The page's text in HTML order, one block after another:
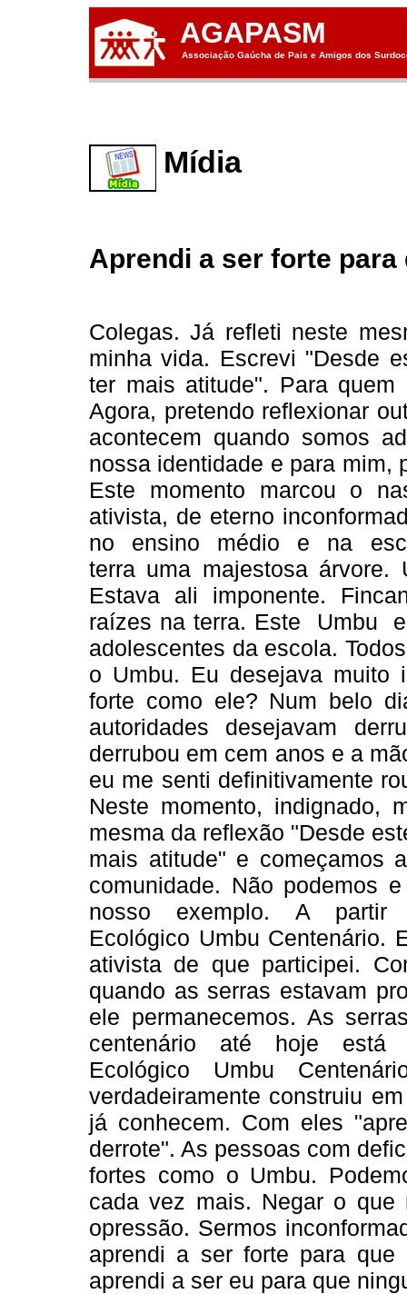
AGAPASM
Associação Gaúcha de Pais e Amigos dos
Mídia
Aprendi a ser forte
Colegas. Já refleti neste
minha vida. Escrevi "Desde
ter mais atitude". Para
Agora, pretendo reflexionar
acontecem quando somos
nossa identidade e para mim,
Este momento marcou o
ativista, de eterno
no ensino médio e na
terra uma majestosa
Estava ali imponente.
raízes na terra. Este Umbu
adolescentes da escola.
o Umbu. Eu desejava muito
forte como ele? Num belo
autoridades desejavam
derrubou em cem anos e a
eu me senti definitivamente
Neste momento, indignado,
mesma da reflexão "Desde
mais atitude" e começamos
comunidade. Não podemos
nosso exemplo. A
Ecológico Umbu Centenário.
ativista de que participei.
quando as serras estavam
ele permanecemos. As
centenário até hoje
Ecológico Umbu
verdadeiramente construiu
já conhecem. Com eles
derrote". As pessoas com
fortes como o Umbu.
cada vez mais. Negar o que
opressão. Sermos
aprendi a ser forte para
aprendi a ser eu para que